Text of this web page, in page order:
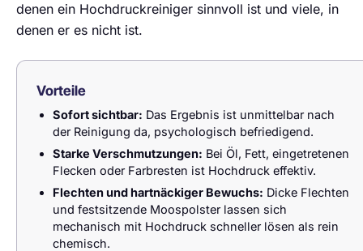
denen ein Hochdruckreiniger sinnvoll ist und viele, in
denen er es nicht ist.
Vorteile
Sofort sichtbar: Das Ergebnis ist unmittelbar nach
der Reinigung da, psychologisch befriedigend.
Starke Verschmutzungen: Bei Öl, Fett, eingetretenen
Flecken oder Farbresten ist Hochdruck effektiv.
Flechten und hartnäckiger Bewuchs: Dicke Flechten
und festsitzende Moospolster lassen sich
mechanisch mit Hochdruck schneller lösen als rein
chemisch.